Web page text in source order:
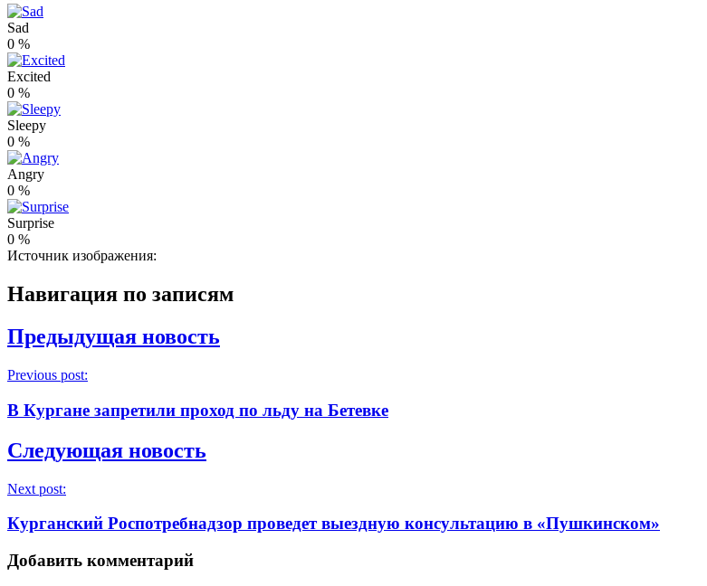
Sad
0 %
Excited
0 %
Sleepy
0 %
Angry
0 %
Surprise
0 %
Источник изображения:
Навигация по записям
Предыдущая новость
Previous post:
В Кургане запретили проход по льду на Бетевке
Следующая новость
Next post:
Курганский Роспотребнадзор проведет выездную консультацию в «Пушкинском»
Добавить комментарий